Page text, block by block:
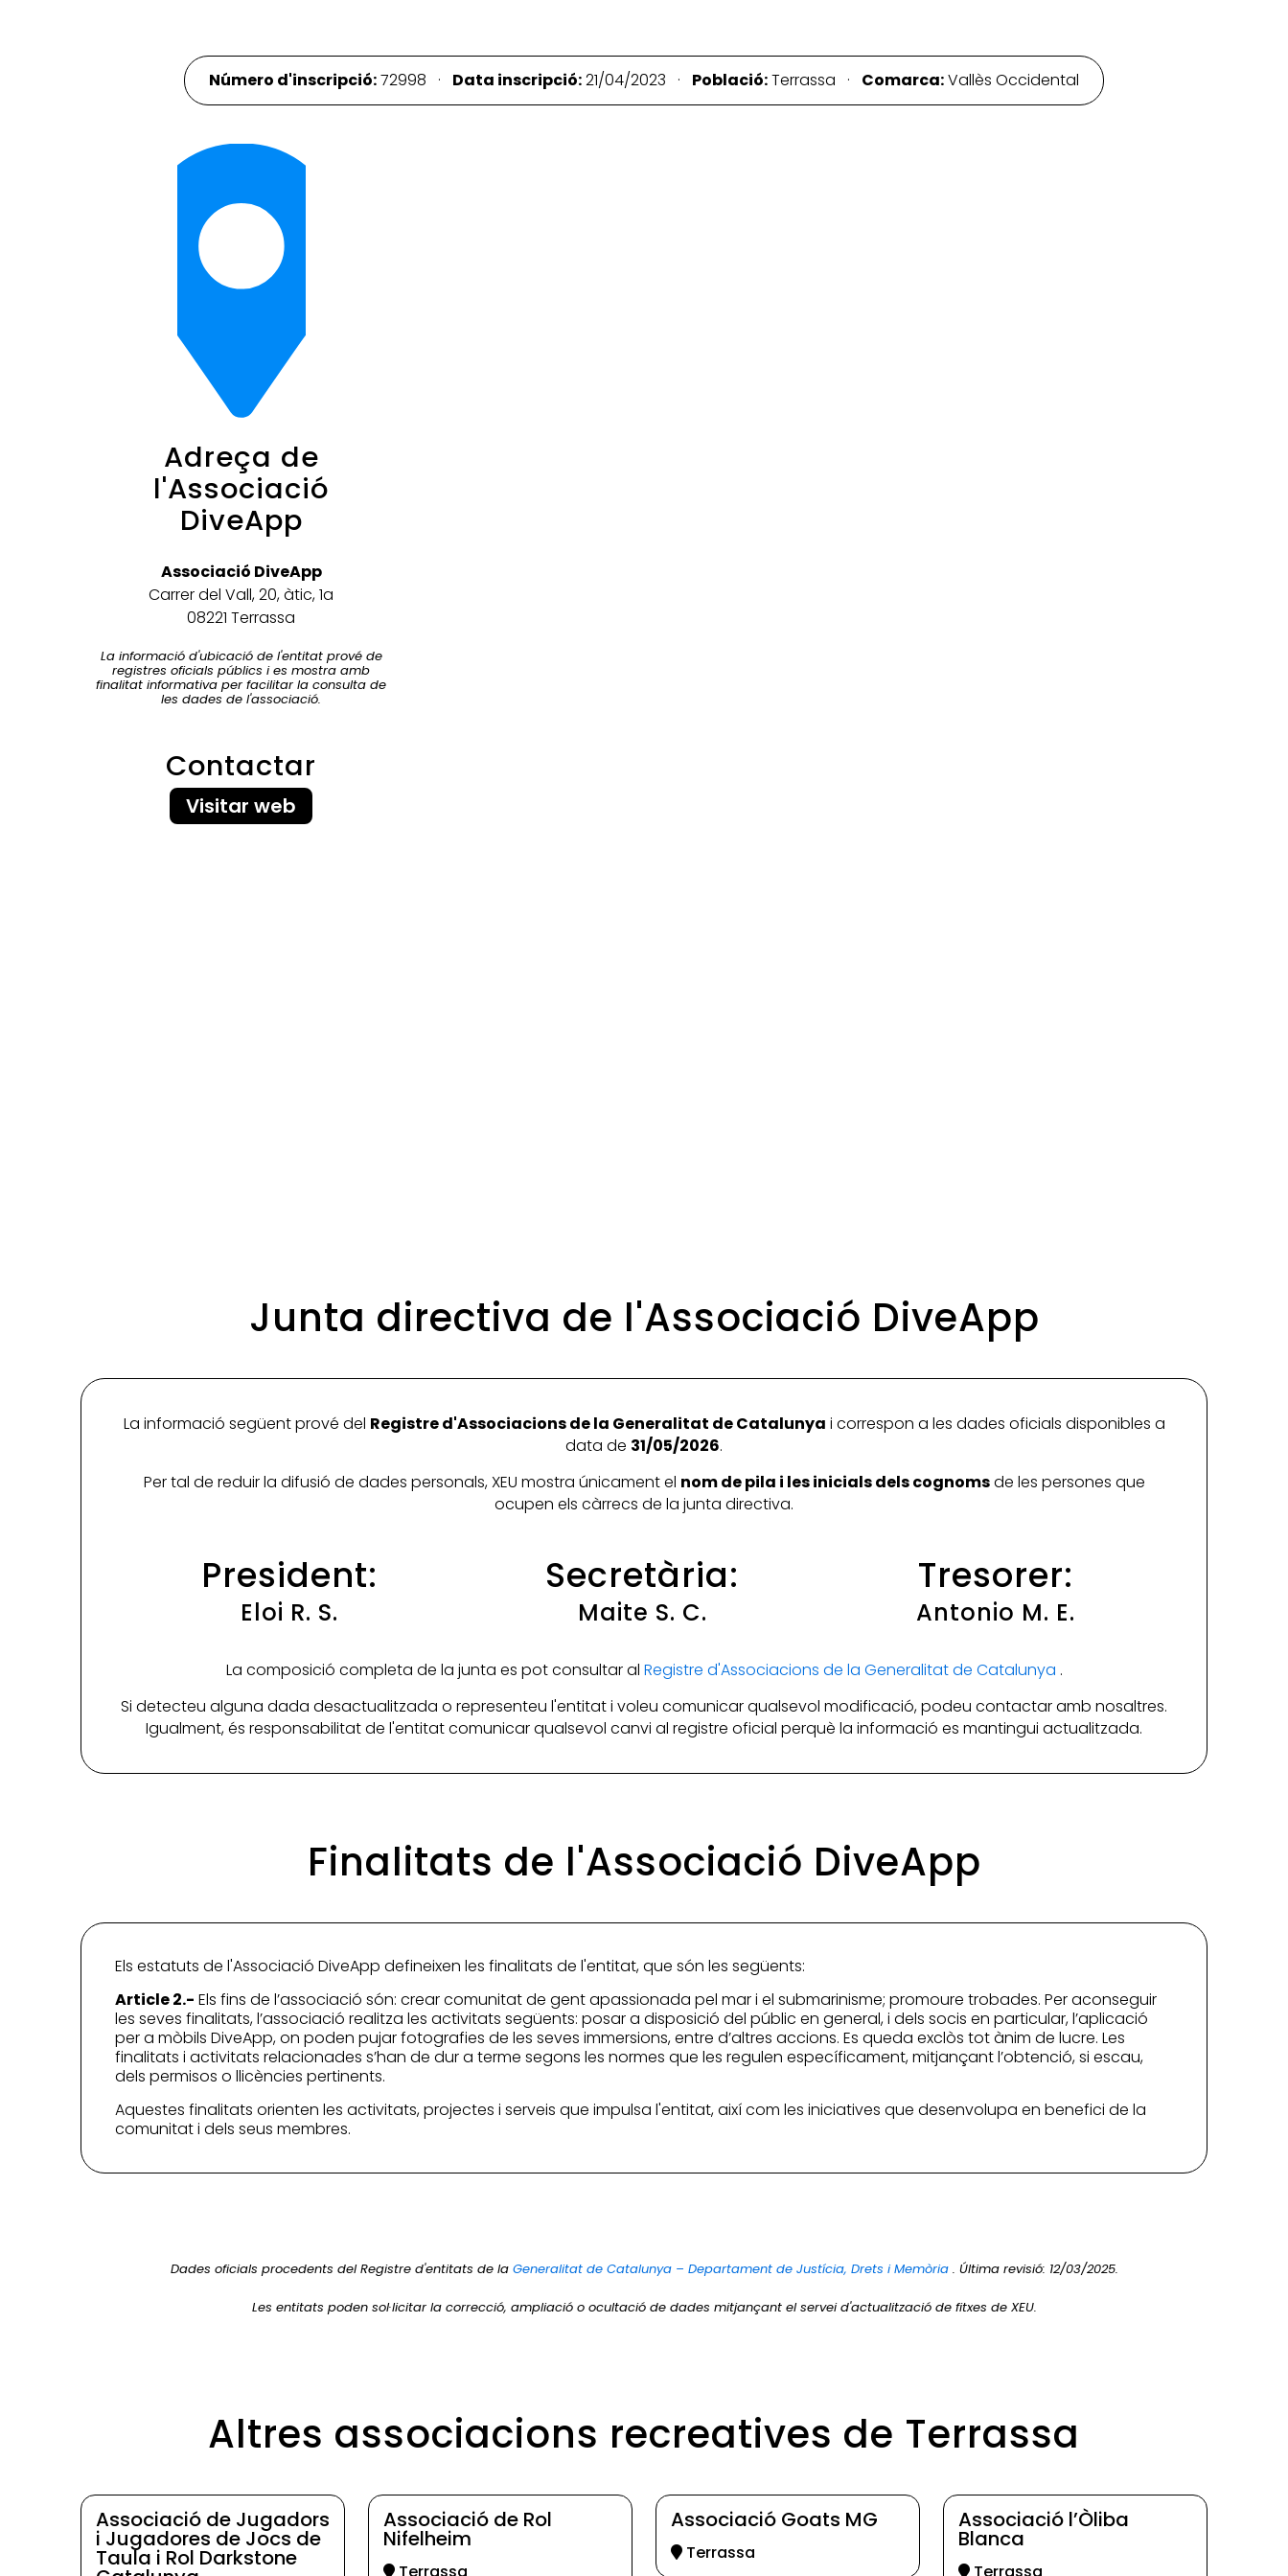
Número d'inscripció:72998 · Data inscripció:21/04/2023 · Població:Terrassa · Comarca:Vallès Occidental
Adreça de
l'Associació
DiveApp
Associació DiveApp
Carrer del Vall, 20, àtic, 1a
08221 Terrassa
La informació d'ubicació de l'entitat prové de
registres oficials públics i es mostra amb
finalitat informativa per facilitar la consulta de
les dades de l'associació.
Contactar
Visitar web
Junta directiva de l'Associació DiveApp
La informació següent prové del Registre d'Associacions de la Generalitat de Catalunya i correspon a les dades oficials disponibles a
data de 31/05/2026.
Per tal de reduir la difusió de dades personals, XEU mostra únicament el nom de pila i les inicials dels cognomsde les persones que
ocupen els càrrecs de la junta directiva.
President:
Eloi R. S.
Secretària:
Maite S. C.
Tresorer:
Antonio M. E.
La composició completa de la junta es pot consultar al Registre d'Associacions de la Generalitat de Catalunya .
Si detecteu alguna dada desactualitzada o representeu l'entitat i voleu comunicar qualsevol modificació, podeu contactar amb nosaltres.
Igualment, és responsabilitat de l'entitat comunicar qualsevol canvi al registre oficial perquè la informació es mantingui actualitzada.
Finalitats de l'Associació DiveApp
Els estatuts de l'Associació DiveApp defineixen les finalitats de l'entitat, que són les següents:
Article 2.- Els fins de l’associació són: crear comunitat de gent apassionada pel mar i el submarinisme; promoure trobades. Per aconseguir
les seves finalitats, l’associació realitza les activitats següents: posar a disposició del públic en general, i dels socis en particular, l’aplicació
per a mòbils DiveApp, on poden pujar fotografies de les seves immersions, entre d’altres accions. Es queda exclòs tot ànim de lucre. Les
finalitats i activitats relacionades s’han de dur a terme segons les normes que les regulen específicament, mitjançant l’obtenció, si escau,
dels permisos o llicències pertinents.
Aquestes finalitats orienten les activitats, projectes i serveis que impulsa l'entitat, així com les iniciatives que desenvolupa en benefici de la
comunitat i dels seus membres.
Dades oficials procedents del Registre d'entitats de la Generalitat de Catalunya – Departament de Justícia, Drets i Memòria . Última revisió: 12/03/2025.
Les entitats poden sol·licitar la correcció, ampliació o ocultació de dades mitjançant el servei d'actualització de fitxes de XEU.
Altres associacions recreatives de Terrassa
Associació de Jugadors
i Jugadores de Jocs de
Taula i Rol Darkstone
Associació de Rol
Nifelheim
Associació Goats MG
Terrassa
Associació l’Òliba
Blanca